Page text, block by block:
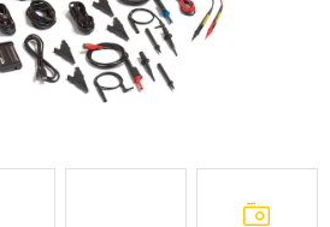
GDPR Slovník pojmov